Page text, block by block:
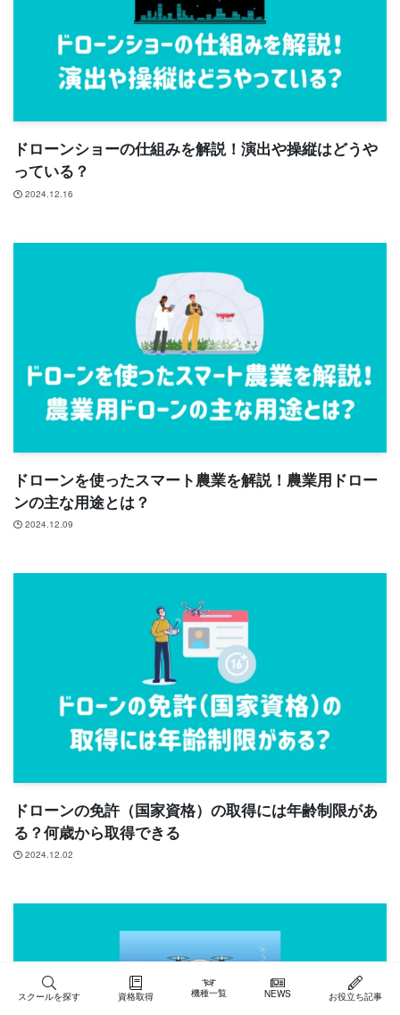
スクールを探す 資格取得 機種一覧 NEWS お役立ち記事
ドローンショーの仕組みを解説！演出や操縦はどうや
っている？
2024.12.16
ドローンを使ったスマート農業を解説！農業用ドロー
ンの主な用途とは？
2024.12.09
ドローンの免許（国家資格）の取得には年齢制限があ
る？何歳から取得できる
2024.12.02